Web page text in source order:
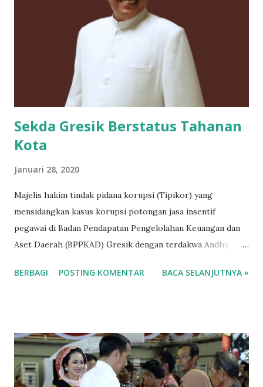
laporan tersebut, tim pemadam kemudian langsung turun
ke lapangan. Reaksi cepat ini dilakukan guna meminimalkan
potensi korban jiwa dari gangguan hewan maupun hal yang
tidak diinginkan. "Jadi ada yang lihat ular piton itu sedang
memangsa seekor kucing di selokan. Karena merasa takut,
dia kemudian lari dan melaporkan kejadian...
Sekda Gresik Berstatus Tahanan
Kota
Januari 28, 2020
Majelis hakim tindak pidana korupsi (Tipikor) yang
mensidangkan kasus korupsi potongan jasa insentif
pegawai di Badan Pendapatan Pengelolahan Keuangan dan
Aset Daerah (BPPKAD) Gresik dengan terdakwa Andhy
berstatus tahanan kota. Pada sidang lanjutan di Pengadilan
Tipikor selama satu bulan. Akan tetapi bukan tahanan badan,
Hakim menetapkan Sekda Gresik bestatus tahanan kota
selama 1 bulan terhitung sejak Senin 27 sampai 25 februari
BERBAGI POSTING KOMENTAR BACA SELANJUTNYA »